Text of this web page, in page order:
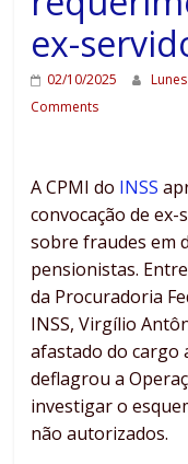
ex-
02/10/2025
Comments
A CPMI do INSS
convocação de
sobre fraudes em
pensionistas.
da Procuradoria
INSS, Virgílio
afastado do cargo
deflagrou a
investigar o
não autorizados.